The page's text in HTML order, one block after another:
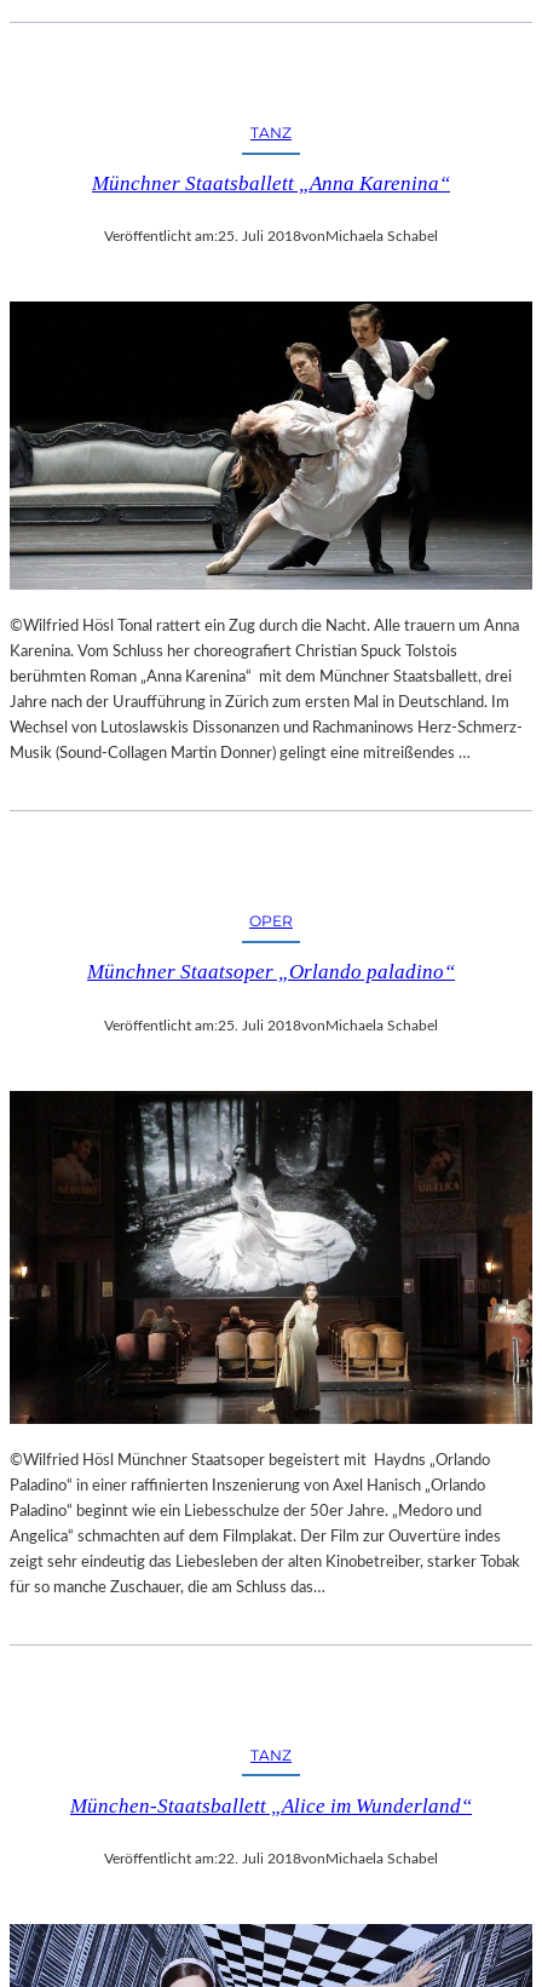
C
B
I
“
U
R
U
M
G
E
K
H
R
T
TANZ
Münchner Staatsballett „Anna Karenina“
Veröffentlicht am:25. Juli 2018vonMichaela Schabel
©Wilfried Hösl Tonal rattert ein Zug durch die Nacht. Alle trauern um Anna
Karenina. Vom Schluss her choreografiert Christian Spuck Tolstois
berühmten Roman „Anna Karenina“ mit dem Münchner Staatsballett, drei
Jahre nach der Uraufführung in Zürich zum ersten Mal in Deutschland. Im
Wechsel von Lutoslawskis Dissonanzen und Rachmaninows Herz-Schmerz-
Musik (Sound-Collagen Martin Donner) gelingt eine mitreißendes …
OPER
Münchner Staatsoper „Orlando paladino“
Veröffentlicht am:25. Juli 2018vonMichaela Schabel
©Wilfried Hösl Münchner Staatsoper begeistert mit Haydns „Orlando
Paladino“ in einer raffinierten Inszenierung von Axel Hanisch „Orlando
Paladino“ beginnt wie ein Liebesschulze der 50er Jahre. „Medoro und
Angelica“ schmachten auf dem Filmplakat. Der Film zur Ouvertüre indes
zeigt sehr eindeutig das Liebesleben der alten Kinobetreiber, starker Tobak
für so manche Zuschauer, die am Schluss das…
TANZ
München-Staatsballett „Alice im Wunderland“
Veröffentlicht am:22. Juli 2018vonMichaela Schabel